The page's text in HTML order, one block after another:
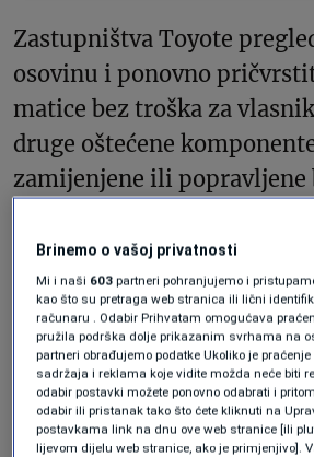
Zastupništva Toyote
osovinu i ponovno
matice bez troška za
druge oštećene
zamijenjene ili popravljene
Kupci Toyote o problemima
obaviješteni emailom do
U prošloj sedmici, Toyota
povlačenja. Povukli su
modela Toyote Tundra,
600 zbog greške s
Brinemo o vašoj privatnosti
Mi i naši 603 partneri pohranjujemo i
kao što su pretraga web stranica ili lični
računaru . Odabir Prihvatam omogućava
pružila podrška dolje prikazanim svrhama na
partneri obrađujemo podatke Ukoliko je
sadržaja i reklama koje vidite možda neće biti
odabir postavki možete ponovno odabrati i
odabir ili pristanak tako što ćete kliknuti na
postavkama link na dnu ove web stranice [ili
lijevom dijelu web stranice, ako je primjenjivo].